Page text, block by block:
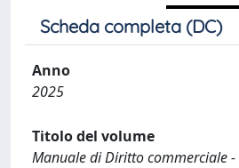
Scheda completa (DC)
Anno
2025
Titolo del volume
Manuale di Diritto commerciale -